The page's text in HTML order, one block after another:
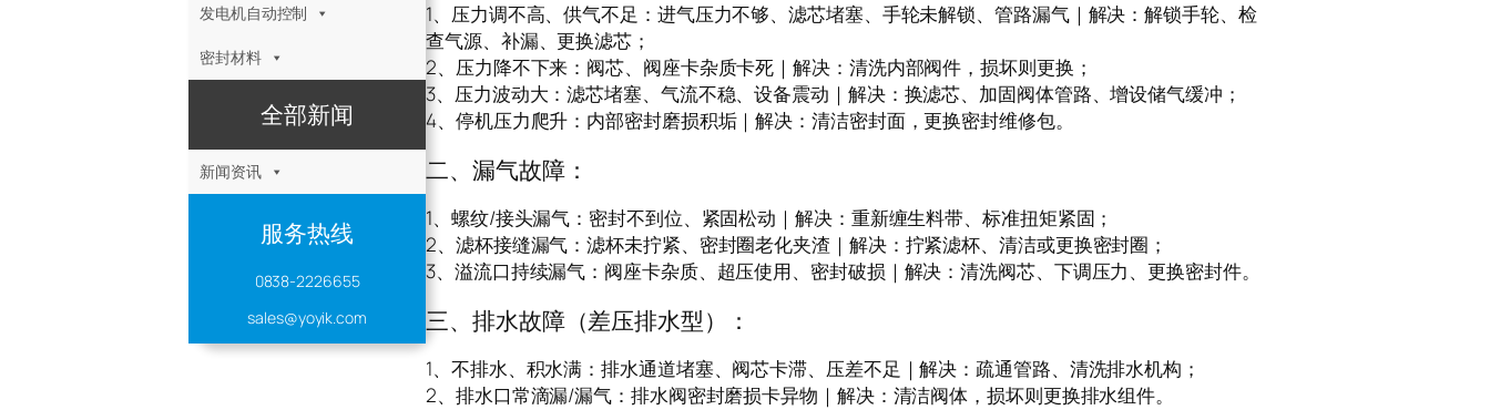
发电机自动控制
密封材料
全部新闻
新闻资讯
服务热线
0838-2226655
sales@yoyik.com
1、压力调不高、供气不足：进气压力不够、滤芯堵塞、手轮未解锁、管路漏气｜解决：解锁手轮、检
查气源、补漏、更换滤芯；
2、压力降不下来：阀芯、阀座卡杂质卡死｜解决：清洗内部阀件，损坏则更换；
3、压力波动大：滤芯堵塞、气流不稳、设备震动｜解决：换滤芯、加固阀体管路、增设储气缓冲；
4、停机压力爬升：内部密封磨损积垢｜解决：清洁密封面，更换密封维修包。
二、漏气故障：
1、螺纹/接头漏气：密封不到位、紧固松动｜解决：重新缠生料带、标准扭矩紧固；
2、滤杯接缝漏气：滤杯未拧紧、密封圈老化夹渣｜解决：拧紧滤杯、清洁或更换密封圈；
3、溢流口持续漏气：阀座卡杂质、超压使用、密封破损｜解决：清洗阀芯、下调压力、更换密封件。
三、排水故障（差压排水型）：
1、不排水、积水满：排水通道堵塞、阀芯卡滞、压差不足｜解决：疏通管路、清洗排水机构；
2、排水口常滴漏/漏气：排水阀密封磨损卡异物｜解决：清洁阀体，损坏则更换排水组件。